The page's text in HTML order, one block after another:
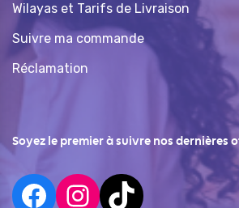
Wilayas et Tarifs de Livraison
Suivre ma commande
Réclamation
Soyez le premier à suivre nos dernières